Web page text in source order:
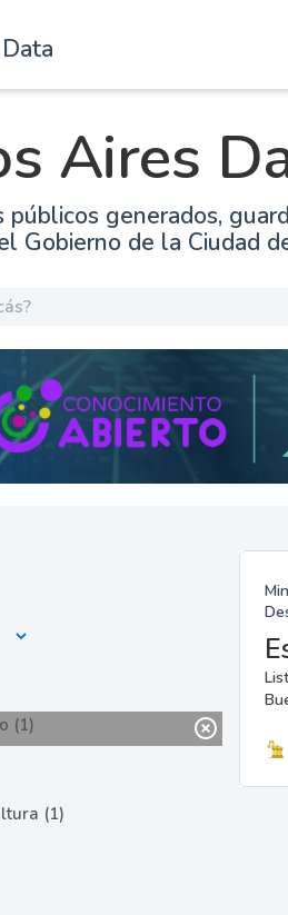
Aires
públicos generados,
Gobierno de la Ciudad
(1)
(1)